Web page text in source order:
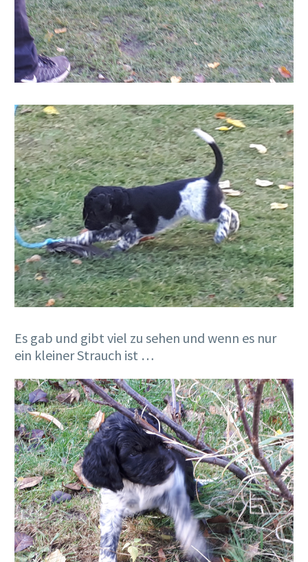
Es gab und gibt viel zu sehen und wenn es nur
ein kleiner Strauch ist …